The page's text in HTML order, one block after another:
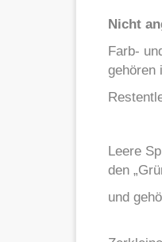
Nicht
Farb-
gehören
Leere
den
und